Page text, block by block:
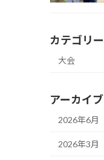
カテゴリー
大会
アーカイブ
2026年6月
2026年3月